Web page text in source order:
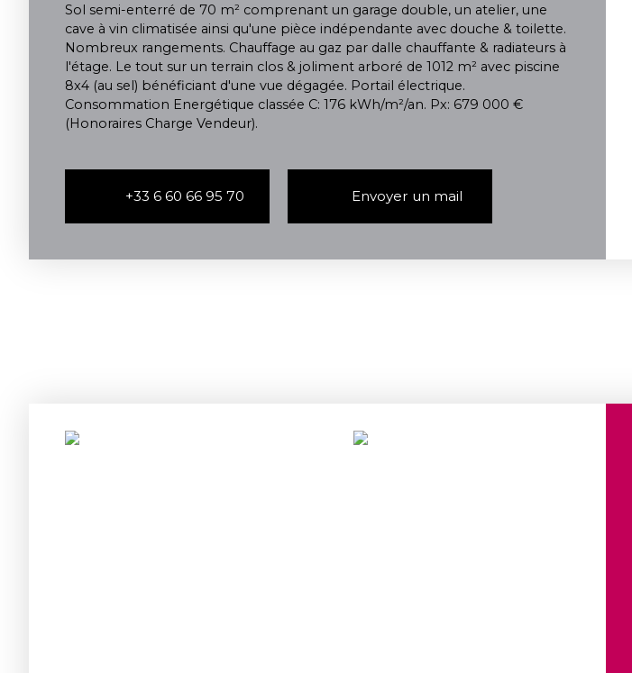
Sol semi-enterré de 70 m² comprenant un garage double, un atelier, une
cave à vin climatisée ainsi qu'une pièce indépendante avec douche & toilette.
Nombreux rangements. Chauffage au gaz par dalle chauffante & radiateurs à
l'étage. Le tout sur un terrain clos & joliment arboré de 1012 m² avec piscine
8x4 (au sel) bénéficiant d'une vue dégagée. Portail électrique.
Consommation Energétique classée C: 176 kWh/m²/an. Px: 679 000 €
(Honoraires Charge Vendeur).
+33 6 60 66 95 70 Envoyer un mail